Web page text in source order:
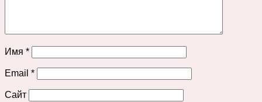
Имя *
Email *
Сайт